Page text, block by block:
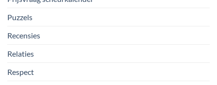
Puzzels
Recensies
Relaties
Respect